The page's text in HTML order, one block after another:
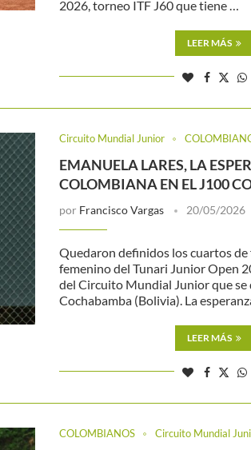
2026, torneo ITF J60 que tiene …
LEER MÁS
Circuito Mundial Junior
EMANUELA LARES, LA
COLOMBIANA EN EL J100
por Francisco Vargas 20/05/2026
Quedaron definidos los cuartos
femenino del Tunari Junior Open
del Circuito Mundial Junior que se
Cochabamba (Bolivia). La
LEER MÁS
COLOMBIANOS Circuito Mundial